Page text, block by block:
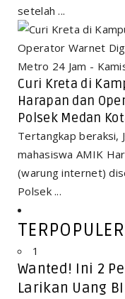
setelah ...
Metro 24 Jam -
Curi Kreta di
Harapan dan
Polsek Medan
Tertangkap beraksi,
mahasiswa AMIK
(warung internet)
Polsek ...
TERPOPULER
1
Wanted! Ini 2
Larikan Uang